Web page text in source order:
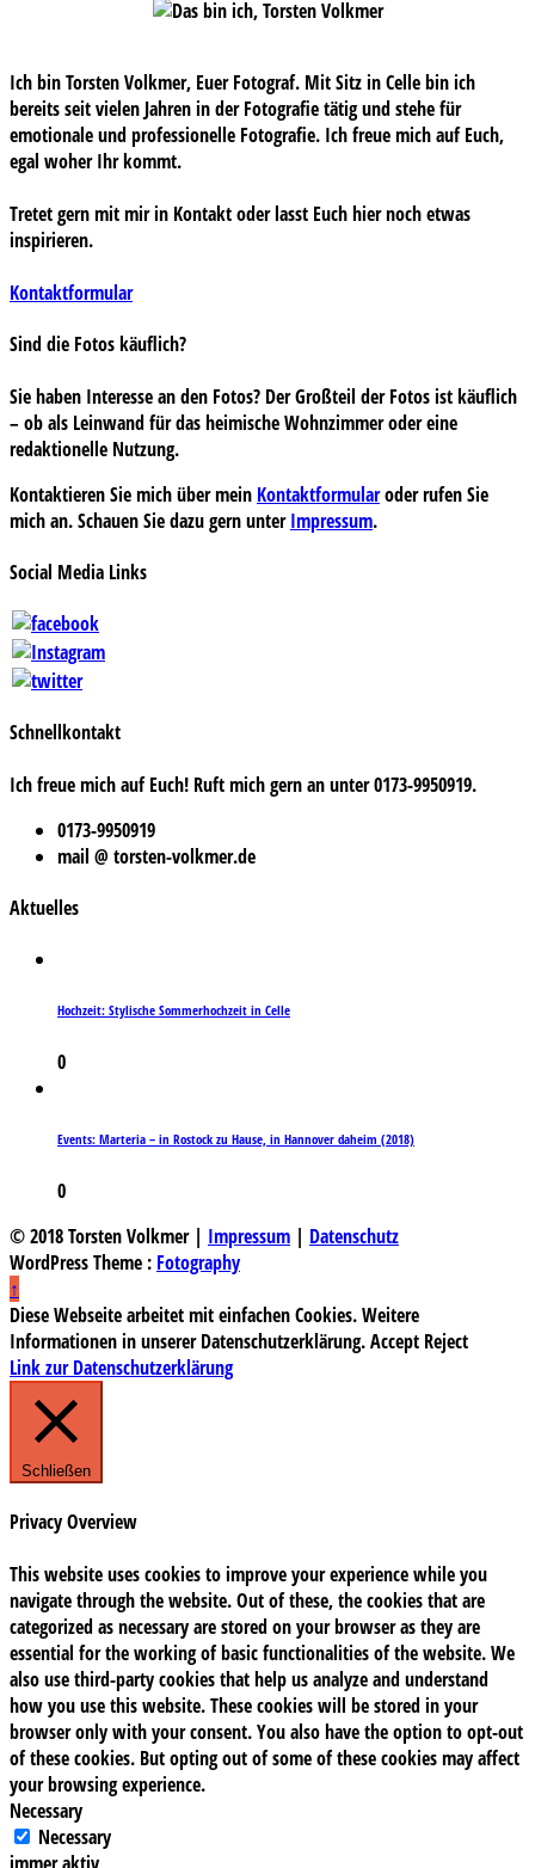
Ich bin Torsten Volkmer, Euer Fotograf. Mit Sitz in Celle bin ich
bereits seit vielen Jahren in der Fotografie tätig und stehe für
emotionale und professionelle Fotografie. Ich freue mich auf Euch,
egal woher Ihr kommt.
Tretet gern mit mir in Kontakt oder lasst Euch hier noch etwas
inspirieren.
Kontaktformular
Sind die Fotos käuflich?
Sie haben Interesse an den Fotos? Der Großteil der Fotos ist käuflich
– ob als Leinwand für das heimische Wohnzimmer oder eine
redaktionelle Nutzung.
Kontaktieren Sie mich über mein Kontaktformularoder rufen Sie
mich an. Schauen Sie dazu gern unterImpressum.
Social Media Links
Schnellkontakt
Ich freue mich auf Euch! Ruft mich gern an unter 0173-9950919.
0173-9950919
mail @ torsten-volkmer.de
Aktuelles
Hochzeit: Stylische Sommerhochzeit in Celle
0
Events: Marteria – in Rostock zu Hause, in Hannover daheim (2018)
0
© 2018 Torsten Volkmer | Impressum | Datenschutz
WordPress Theme : Fotography
↑
Diese Webseite arbeitet mit einfachen Cookies. Weitere
Informationen in unserer Datenschutzerklärung.Accept Reject
Link zur Datenschutzerklärung
Schließen
Privacy Overview
This website uses cookies to improve your experience while you
navigate through the website. Out of these, the cookies that are
categorized as necessary are stored on your browser as they are
essential for the working of basic functionalities of the website. We
also use third-party cookies that help us analyze and understand
how you use this website. These cookies will be stored in your
browser only with your consent. You also have the option to opt-out
of these cookies. But opting out of some of these cookies may affect
your browsing experience.
Necessary
Necessary
immer aktiv